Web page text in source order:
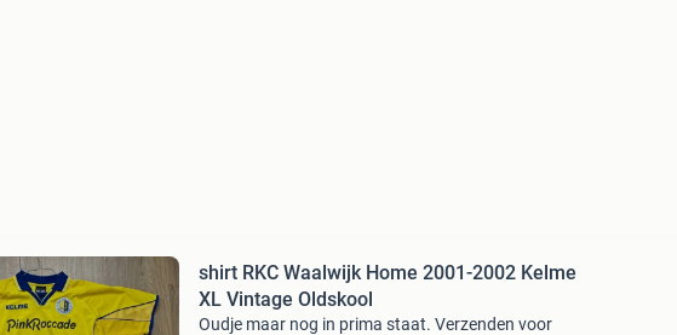
shirt RKC Waalwijk Home 2001-2002 Kelme
XL Vintage Oldskool
Oudje maar nog in prima staat. Verzenden voor